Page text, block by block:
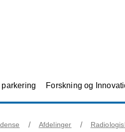
Forskning og
Afdelinger